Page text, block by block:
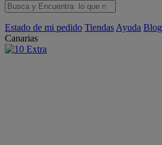
Estado de mi pedido Tiendas Ayuda Blog
Canarias